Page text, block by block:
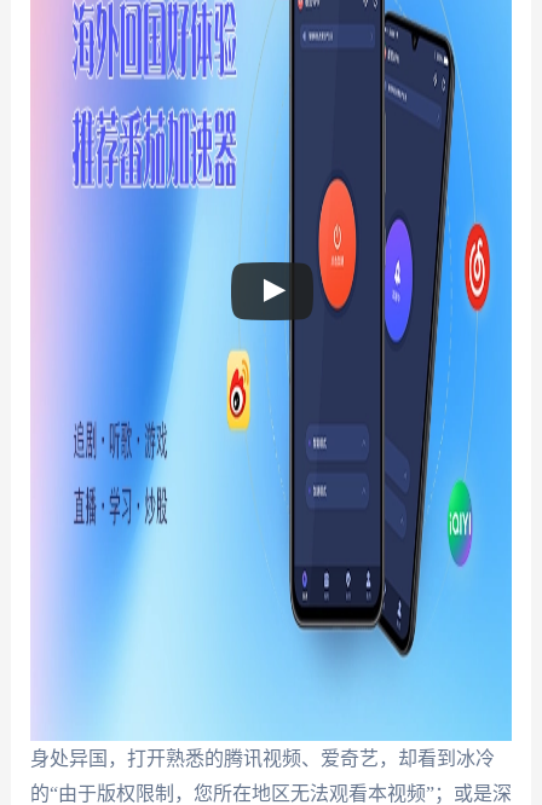
身处异国，打开熟悉的腾讯视频、爱奇艺，却看到冰冷
的“由于版权限制，您所在地区无法观看本视频”；或是深